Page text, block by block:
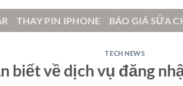
THAY PIN IPHONE BÁO GIÁ SỬA
TECH NEWS
biết về dịch vụ đăng